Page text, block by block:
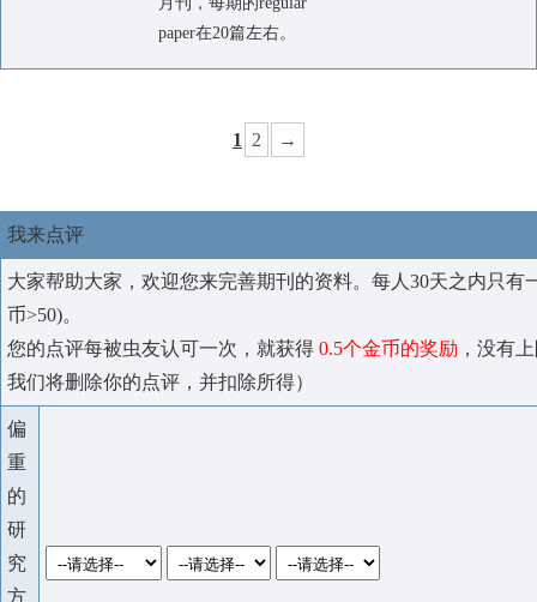
paper在20篇左右。
1 2 →
我来点评
大家帮助大家，欢迎您来完善期刊的资料。每人30天之内只有
币>50)。
您的点评每被虫友认可一次，就获得 0.5个金币的奖励 ，没有
我们将删除你的点评，并扣除所得）
偏
重
的
研
究
方